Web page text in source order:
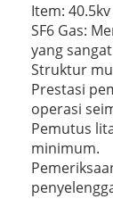
Item:
SF6 Gas:
yang
Struktur
Prestasi
operasi
Pemutus
minimum.